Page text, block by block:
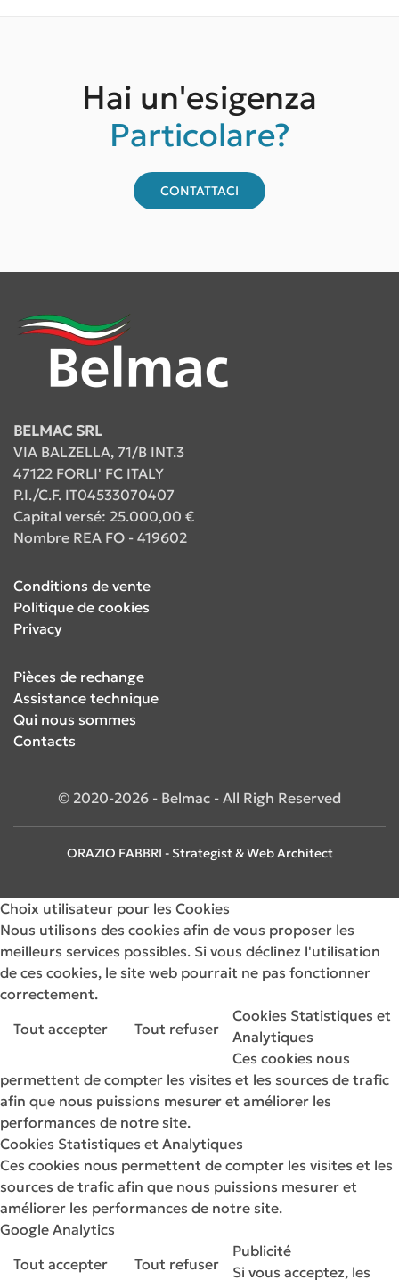
Hai un'esigenza
Particolare?
CONTATTACI
BELMAC SRL
VIA BALZELLA, 71/B INT.3
47122 FORLI' FC ITALY
P.I./C.F. IT04533070407
Capital versé: 25.000,00 €
Nombre REA FO - 419602
Conditions de vente
Politique de cookies
Privacy
Pièces de rechange
Assistance technique
Qui nous sommes
Contacts
© 2020-2026 - Belmac - All Righ Reserved
ORAZIO FABBRI - Strategist & Web Architect
Choix utilisateur pour les Cookies
Nous utilisons des cookies afin de vous proposer les
meilleurs services possibles. Si vous déclinez l'utilisation
de ces cookies, le site web pourrait ne pas fonctionner
correctement.
Tout accepter
Tout refuser
Cookies Statistiques et
Analytiques
Ces cookies nous
permettent de compter les visites et les sources de trafic
afin que nous puissions mesurer et améliorer les
performances de notre site.
Cookies Statistiques et Analytiques
Ces cookies nous permettent de compter les visites et les
sources de trafic afin que nous puissions mesurer et
améliorer les performances de notre site.
Google Analytics
Tout accepter
Tout refuser
Publicité
Si vous acceptez, les